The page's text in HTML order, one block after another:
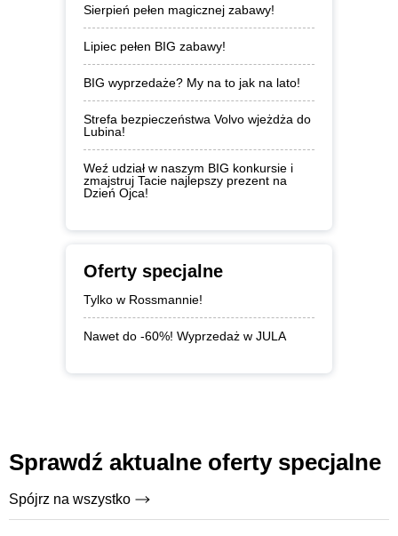
Sierpień pełen magicznej zabawy!
Lipiec pełen BIG zabawy!
BIG wyprzedaże? My na to jak na lato!
Strefa bezpieczeństwa Volvo wjeżdża do
Lubina!
Weź udział w naszym BIG konkursie i
zmajstruj Tacie najlepszy prezent na
Dzień Ojca!
Oferty specjalne
Tylko w Rossmannie!
Nawet do -60%! Wyprzedaż w JULA
Sprawdź aktualne oferty specjalne
Spójrz na wszystko